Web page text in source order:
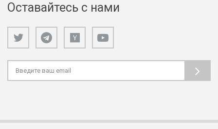
Оставайтесь с нами